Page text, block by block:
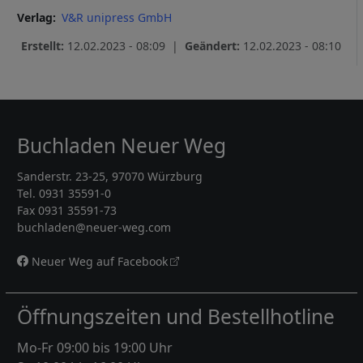
Verlag
V&R unipress GmbH
Erstellt: 12.02.2023 - 08:09 | Geändert: 12.02.2023 - 08:10
Buchladen Neuer Weg
Sanderstr. 23-25, 97070 Würzburg
Tel. 0931 35591-0
Fax 0931 35591-73
buchladen@neuer-weg.com
Neuer Weg auf Facebook
Öffnungszeiten und Bestellhotline
Mo-Fr 09:00 bis 19:00 Uhr